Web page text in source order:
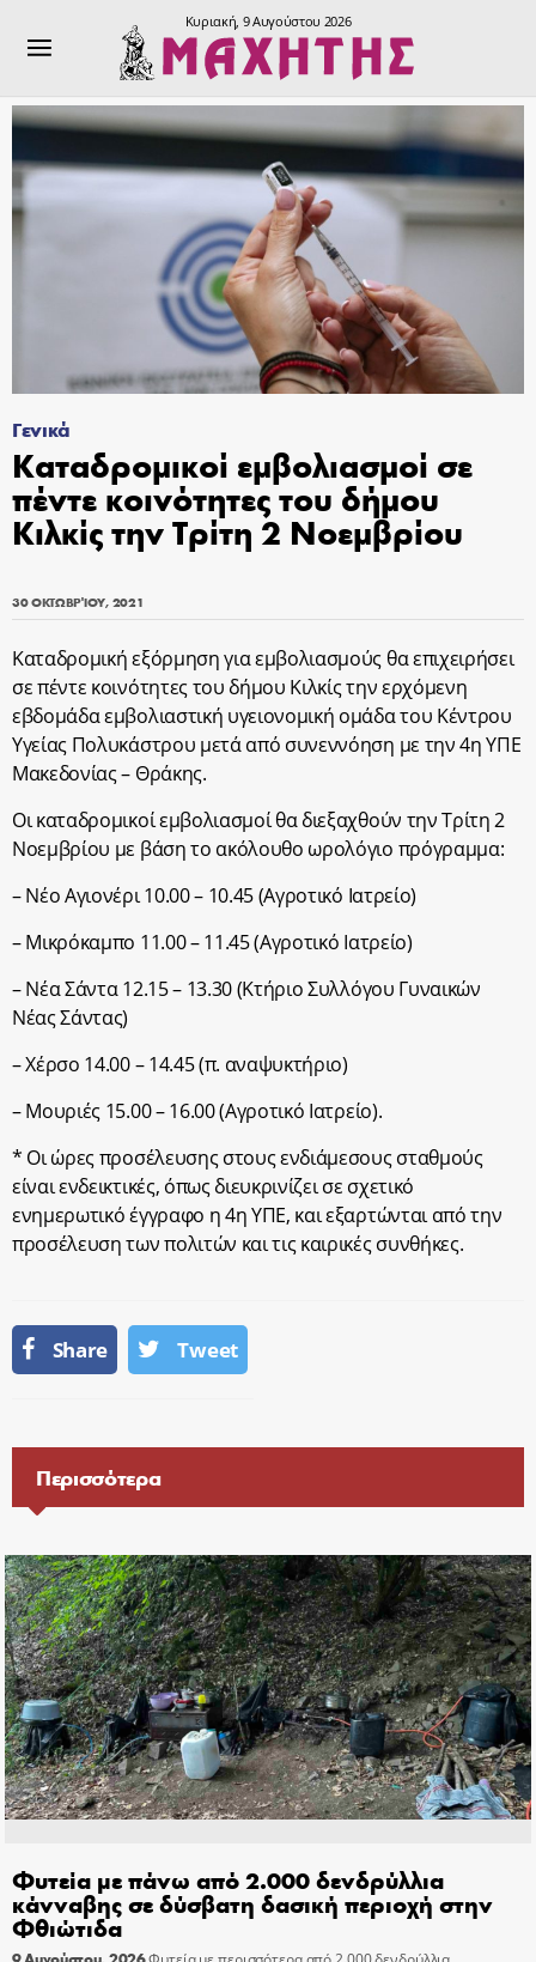
Κυριακή, 9 Αυγούστου 2026
Γενικά
Καταδρομικοί εμβολιασμοί σε
πέντε κοινότητες του δήμου
Κιλκίς την Τρίτη 2 Νοεμβρίου
30 ΟΚΤΩΒΡΊΟΥ, 2021
Καταδρομική εξόρμηση για εμβολιασμούς θα επιχειρήσει
σε πέντε κοινότητες του δήμου Κιλκίς την ερχόμενη
εβδομάδα εμβολιαστική υγειονομική ομάδα του Κέντρου
Υγείας Πολυκάστρου μετά από συνεννόηση με την 4η ΥΠΕ
Μακεδονίας – Θράκης.
Οι καταδρομικοί εμβολιασμοί θα διεξαχθούν την Τρίτη 2
Νοεμβρίου με βάση το ακόλουθο ωρολόγιο πρόγραμμα:
– Νέο Αγιονέρι 10.00 – 10.45 (Αγροτικό Ιατρείο)
– Μικρόκαμπο 11.00 – 11.45 (Αγροτικό Ιατρείο)
– Νέα Σάντα 12.15 – 13.30 (Κτήριο Συλλόγου Γυναικών
Νέας Σάντας)
– Χέρσο 14.00 – 14.45 (π. αναψυκτήριο)
– Μουριές 15.00 – 16.00 (Αγροτικό Ιατρείο).
* Οι ώρες προσέλευσης στους ενδιάμεσους σταθμούς
είναι ενδεικτικές, όπως διευκρινίζει σε σχετικό
ενημερωτικό έγγραφο η 4η ΥΠΕ, και εξαρτώνται από την
προσέλευση των πολιτών και τις καιρικές συνθήκες.
Share Tweet
Περισσότερα
Φυτεία με πάνω από 2.000 δενδρύλλια
κάνναβης σε δύσβατη δασική περιοχή στην
Φθιώτιδα